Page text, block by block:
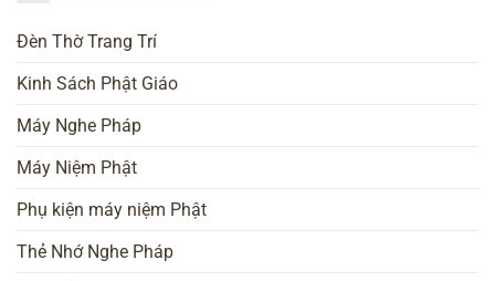
Đèn Thờ Trang Trí
Kinh Sách Phật Giáo
Máy Nghe Pháp
Máy Niệm Phật
Phụ kiện máy niệm Phật
Thẻ Nhớ Nghe Pháp